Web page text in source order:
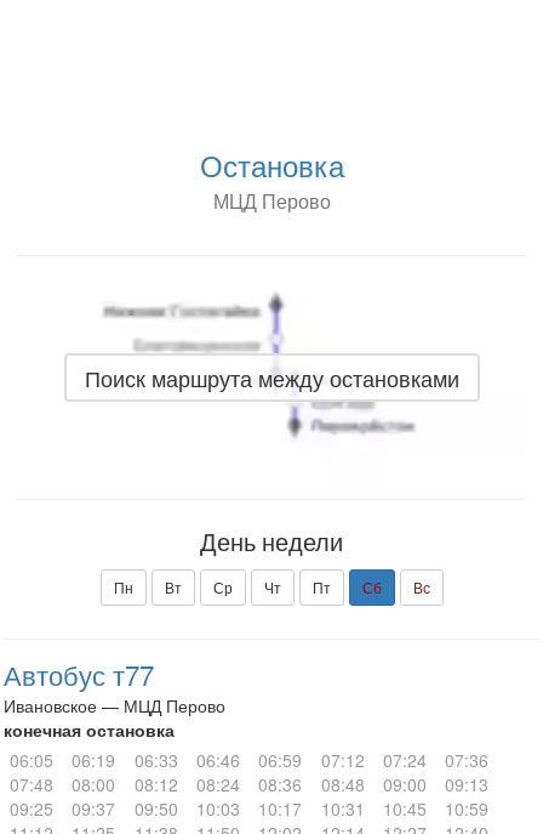
Остановка
МЦД Перово
Поиск маршрута между остановками
День недели
Пн Вт Ср Чт Пт Сб Вс
Автобус т77
Ивановское — МЦД Перово
конечная остановка
06:05
06:19 06:33 06:46 06:59 07:12 07:24
07:36
07:48
08:00 08:12 08:24 08:36 08:48 09:00
09:13
09:25
09:37 09:50 10:03 10:17 10:31 10:45
10:59